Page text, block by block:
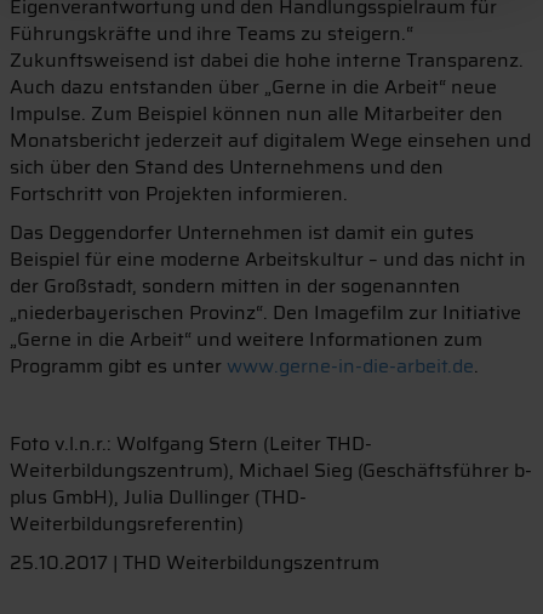
Eigenverantwortung und den Handlungsspielraum für
Führungskräfte und ihre Teams zu steigern.“
Zukunftsweisend ist dabei die hohe interne Transparenz.
Auch dazu entstanden über „Gerne in die Arbeit“ neue
Impulse. Zum Beispiel können nun alle Mitarbeiter den
Monatsbericht jederzeit auf digitalem Wege einsehen und
sich über den Stand des Unternehmens und den
Fortschritt von Projekten informieren.
Das Deggendorfer Unternehmen ist damit ein gutes
Beispiel für eine moderne Arbeitskultur – und das nicht in
der Großstadt, sondern mitten in der sogenannten
„niederbayerischen Provinz“. Den Imagefilm zur Initiative
„Gerne in die Arbeit“ und weitere Informationen zum
Programm gibt es unter www.gerne-in-die-arbeit.de.
Foto v.l.n.r.: Wolfgang Stern (Leiter THD-
Weiterbildungszentrum), Michael Sieg (Geschäftsführer b-
plus GmbH), Julia Dullinger (THD-
Weiterbildungsreferentin)
25.10.2017 | THD Weiterbildungszentrum